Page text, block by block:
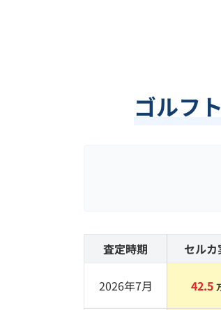
ゴルフ
査定時期 セルカ
2026年7月 42.5